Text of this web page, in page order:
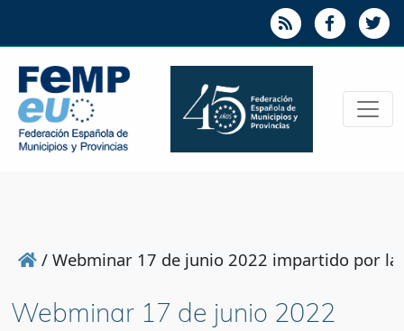
/ Webminar 17 de junio 2022 impartido por la
Webminar 17 de junio 2022